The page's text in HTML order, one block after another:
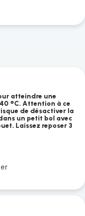
atteindre une
°C. Attention à ce
de désactiver la
un petit bol avec
Laissez reposer 3